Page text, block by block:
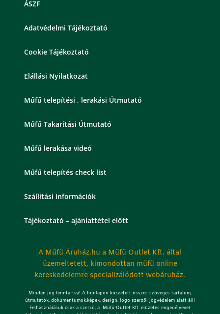
ÁSZF
Adatvédelmi Tájékoztató
Cookie Tájékoztató
Elállási Nyilatkozat
Műfű telepítési , lerakási Útmutató
Műfű Takarítási Útmutató
Műfű lerakása videó
Műfű telepítés check list
Szállítási információk
Tájékoztató – ajánlattétel előtt
A Műfű Áruház.hu a Műfű Outlet Kft. által
üzemeltetett, kimondottan műfű online
kereskedelemre specializálódott webáruház.
Minden jog fenntartva! A honlapon közzétett összes szöveges tartalom,
útmutatók, dokumentumok,képek, design, logo szerzői jogvédelem alatt áll!
Felhasználásuk csak a szerző, a Műfű Outlet Kft. előzetes engedélyével